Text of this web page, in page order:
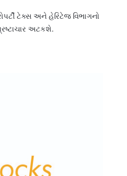
ટેક્સ અને હેરિટેજ વિભાગનો
અટકશે.